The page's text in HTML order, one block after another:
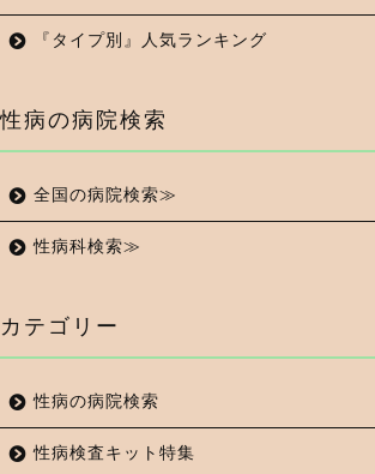
『タイプ別』人気ランキング
性病の病院検索
全国の病院検索≫
性病科検索≫
カテゴリー
性病の病院検索
性病検査キット特集